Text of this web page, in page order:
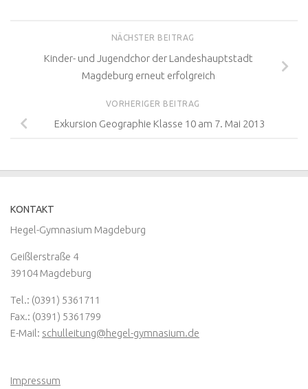
NÄCHSTER BEITRAG
Kinder- und Jugendchor der Landeshauptstadt
Magdeburg erneut erfolgreich
VORHERIGER BEITRAG
Exkursion Geographie Klasse 10 am 7. Mai 2013
KONTAKT
Hegel-Gymnasium Magdeburg
Geißlerstraße 4
39104 Magdeburg
Tel.: (0391) 5361711
Fax.: (0391) 5361799
E-Mail: schulleitung@hegel-gymnasium.de
Impressum